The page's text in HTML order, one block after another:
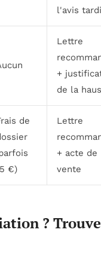
l'avis
Lettre
+
de la
de
€)
Lettre
+ acte de
vente
?